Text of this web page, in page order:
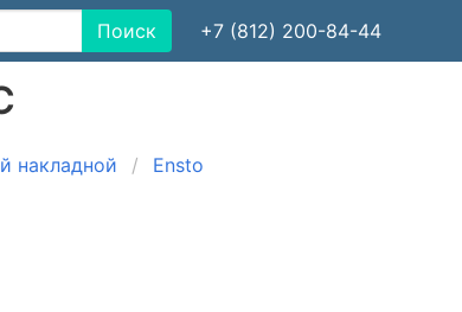
Поиск +7 (812) 200-84-44
накладной Ensto